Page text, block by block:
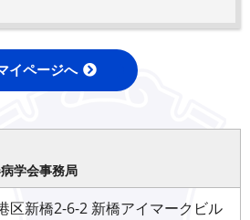
イページへ
学会事務局
新橋2-6-2 新橋アイマークビル